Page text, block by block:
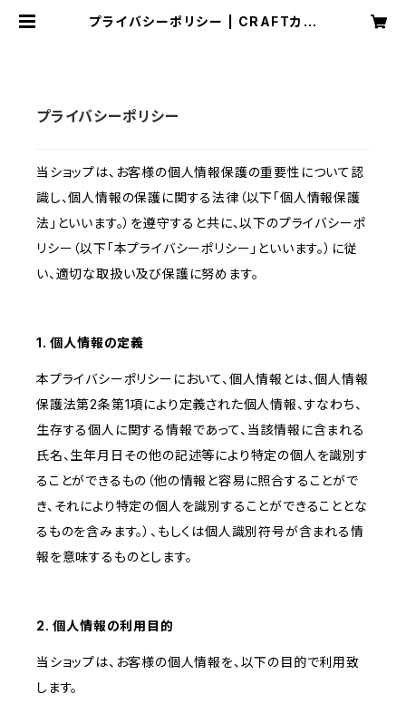
プライバシーポリシー | CRAFTカー
プライバシーポリシー
当ショップは、お客様の個人情報保護の重要性について認
識し、個人情報の保護に関する法律（以下「個人情報保護
法」といいます。）を遵守すると共に、以下のプライバシーポ
リシー（以下「本プライバシーポリシー」といいます。）に従
い、適切な取扱い及び保護に努めます。
1. 個人情報の定義
本プライバシーポリシーにおいて、個人情報とは、個人情報
保護法第2条第1項により定義された個人情報、すなわち、
生存する個人に関する情報であって、当該情報に含まれる
氏名、生年月日その他の記述等により特定の個人を識別す
ることができるもの（他の情報と容易に照合することがで
き、それにより特定の個人を識別することができることとな
るものを含みます。）、もしくは個人識別符号が含まれる情
報を意味するものとします。
2. 個人情報の利用目的
当ショップは、お客様の個人情報を、以下の目的で利用致
します。